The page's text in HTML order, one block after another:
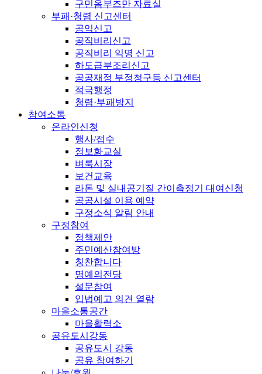
구민옴부즈만 자료실
부패·청렴 신고센터
공익신고
공직비리신고
공직비리 익명 신고
하도급부조리신고
공공재정 부정청구등 신고센터
적극행정
청렴·부패방지
참여소통
온라인신청
행사/접수
정보화교실
벼룩시장
보건교육
라돈 및 실내공기질 간이측정기 대여신청
공공시설 이용 예약
구정소식 알림 안내
구정참여
정책제안
주민예산참여방
칭찬합니다
명예의전당
설문참여
입법예고 의견 열람
마을소통공간
마을활력소
공유도시강동
공유도시 강동
공유 참여하기